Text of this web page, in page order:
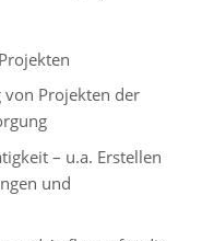
von Projekten der
– u.a. Erstellen
und